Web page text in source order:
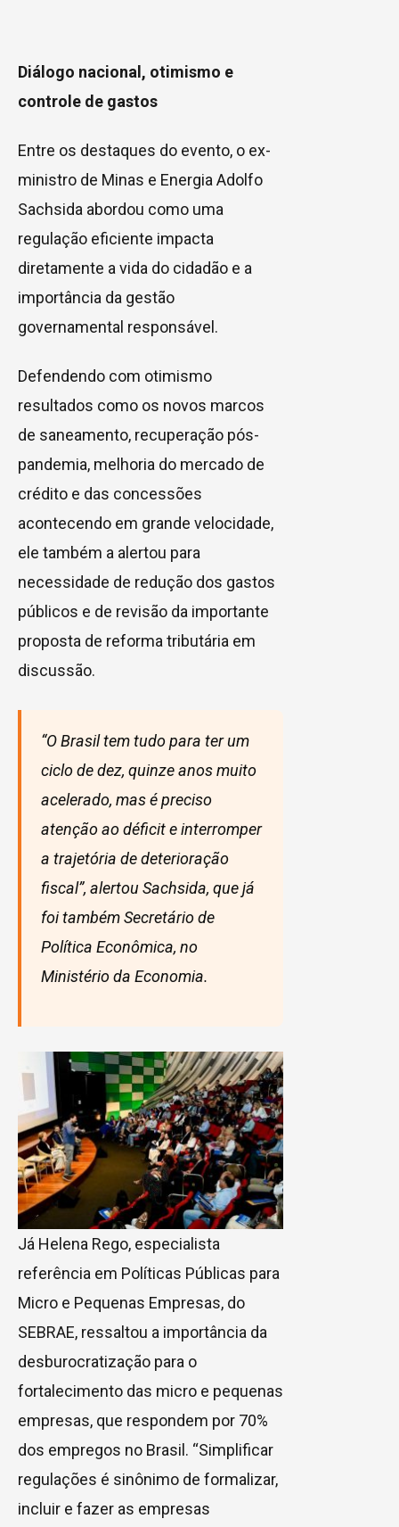
Diálogo nacional, otimismo e
controle de gastos
Entre os destaques do evento, o ex-
ministro de Minas e Energia Adolfo
Sachsida abordou como uma
regulação eficiente impacta
diretamente a vida do cidadão e a
importância da gestão
governamental responsável.
Defendendo com otimismo
resultados como os novos marcos
de saneamento, recuperação pós-
pandemia, melhoria do mercado de
crédito e das concessões
acontecendo em grande velocidade,
ele também a alertou para
necessidade de redução dos gastos
públicos e de revisão da importante
proposta de reforma tributária em
discussão.
“O Brasil tem tudo para ter um
ciclo de dez, quinze anos muito
acelerado, mas é preciso
atenção ao déficit e interromper
a trajetória de deterioração
fiscal”, alertou Sachsida, que já
foi também Secretário de
Política Econômica, no
Ministério da Economia.
Já Helena Rego, especialista
referência em Políticas Públicas para
Micro e Pequenas Empresas, do
SEBRAE, ressaltou a importância da
desburocratização para o
fortalecimento das micro e pequenas
empresas, que respondem por 70%
dos empregos no Brasil. “Simplificar
regulações é sinônimo de formalizar,
incluir e fazer as empresas